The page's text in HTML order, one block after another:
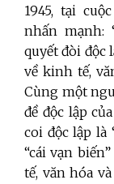
1945, tại
nhấn mạnh:
quyết đòi độc
về kinh tế,
Cùng một
đề độc lập
coi độc lập là
“cái vạn
tế, văn hóa